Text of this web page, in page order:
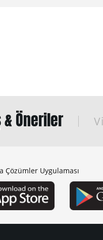
& Öneriler
Çözümler Uygulaması